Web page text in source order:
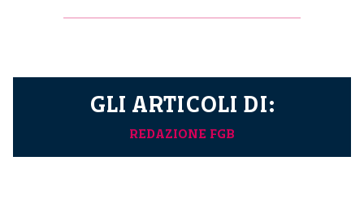
GLI ARTICOLI DI:
REDAZIONE FGB